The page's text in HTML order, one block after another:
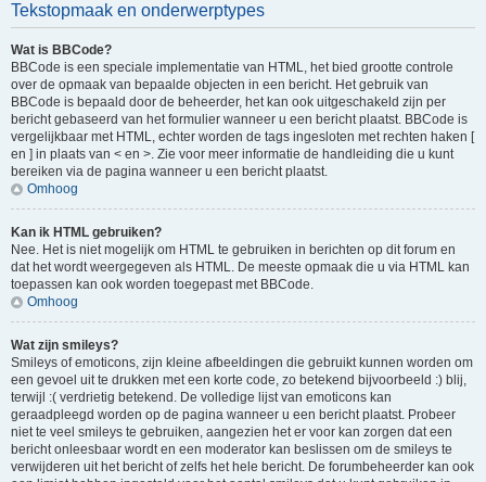
Tekstopmaak en onderwerptypes
Wat is BBCode?
BBCode is een speciale implementatie van HTML, het bied grootte controle
over de opmaak van bepaalde objecten in een bericht. Het gebruik van
BBCode is bepaald door de beheerder, het kan ook uitgeschakeld zijn per
bericht gebaseerd van het formulier wanneer u een bericht plaatst. BBCode is
vergelijkbaar met HTML, echter worden de tags ingesloten met rechten haken [
en ] in plaats van < en >. Zie voor meer informatie de handleiding die u kunt
bereiken via de pagina wanneer u een bericht plaatst.
Omhoog
Kan ik HTML gebruiken?
Nee. Het is niet mogelijk om HTML te gebruiken in berichten op dit forum en
dat het wordt weergegeven als HTML. De meeste opmaak die u via HTML kan
toepassen kan ook worden toegepast met BBCode.
Omhoog
Wat zijn smileys?
Smileys of emoticons, zijn kleine afbeeldingen die gebruikt kunnen worden om
een gevoel uit te drukken met een korte code, zo betekend bijvoorbeeld :) blij,
terwijl :( verdrietig betekend. De volledige lijst van emoticons kan
geraadpleegd worden op de pagina wanneer u een bericht plaatst. Probeer
niet te veel smileys te gebruiken, aangezien het er voor kan zorgen dat een
bericht onleesbaar wordt en een moderator kan beslissen om de smileys te
verwijderen uit het bericht of zelfs het hele bericht. De forumbeheerder kan ook